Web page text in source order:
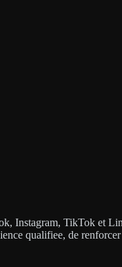
Instagram, TikTok et
qualifiee, de